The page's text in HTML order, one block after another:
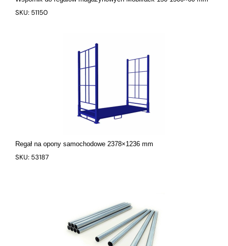
SKU: 51150
Regał na opony samochodowe 2378×1236 mm
SKU: 53187